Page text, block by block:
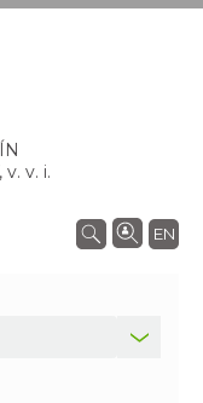
v. v. i.
EN